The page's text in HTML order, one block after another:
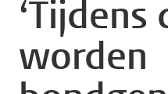
‘Tijdens
worden